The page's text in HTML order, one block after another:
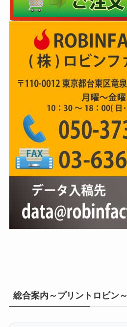
総合案内～プリントロビン～